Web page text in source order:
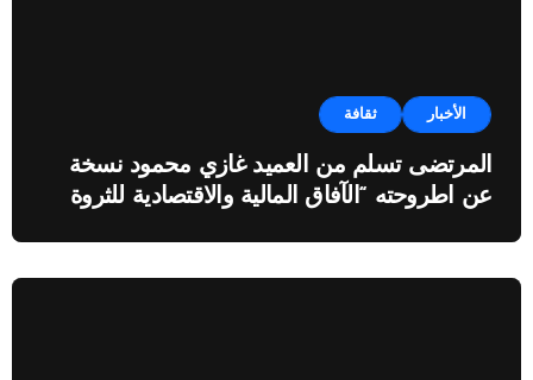
الأخبار ثقافة
المرتضى تسلم من العميد غازي محمود نسخة
عن اطروحته “الآفاق المالية والاقتصادية للثروة